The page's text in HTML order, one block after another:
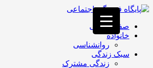
فصد
غرب
تهران
خشکشویی
تصفیه
صفحه اصلی
خانواده
روانشناسی
سبک زندگی
زندگی مشترک